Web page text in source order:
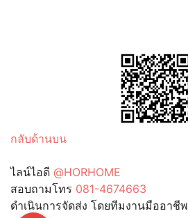
กลับด้านบน
ไลน์ไอดี @HORHOME
สอบถามโทร 081-4674663
ดำเนินการจัดส่ง โดยทีมงานมืออาชีพ